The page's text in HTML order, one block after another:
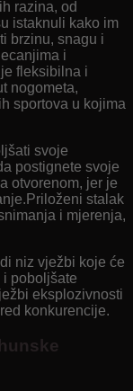
razina, od
istaknuli kako im
brzinu, snagu i
i
fleksibilna i
nogometa,
sportova u kojima
svoje
postignete svoje
otvorenom, jer je
stalak
i mjerenja,
niz vježbi koje će
poboljšate
eksplozivnosti
konkurencije.